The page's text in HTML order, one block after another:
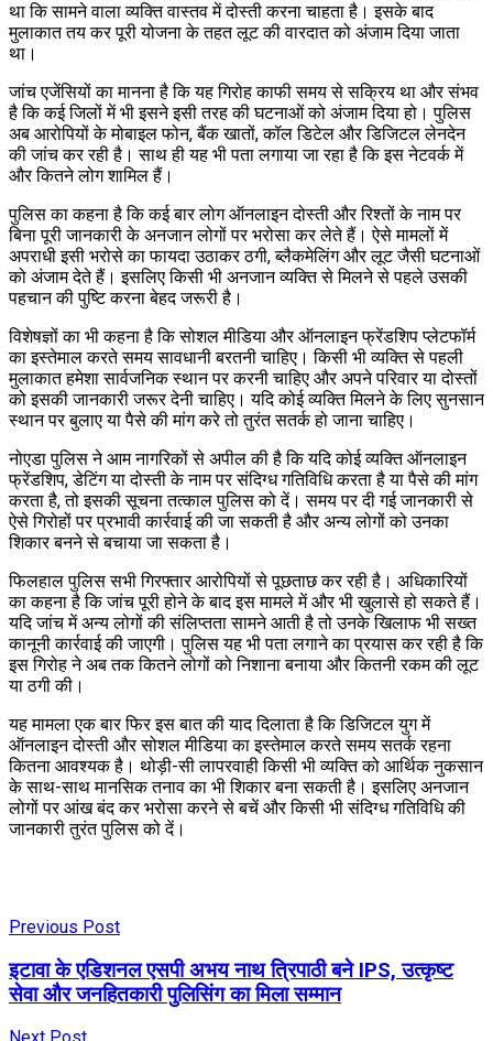
था कि सामने वाला व्यक्ति वास्तव में दोस्ती करना चाहता है। इसके बाद
मुलाकात तय कर पूरी योजना के तहत लूट की वारदात को अंजाम दिया जाता
था।
जांच एजेंसियों का मानना है कि यह गिरोह काफी समय से सक्रिय था और संभव
है कि कई जिलों में भी इसने इसी तरह की घटनाओं को अंजाम दिया हो। पुलिस
अब आरोपियों के मोबाइल फोन, बैंक खातों, कॉल डिटेल और डिजिटल लेनदेन
की जांच कर रही है। साथ ही यह भी पता लगाया जा रहा है कि इस नेटवर्क में
और कितने लोग शामिल हैं।
पुलिस का कहना है कि कई बार लोग ऑनलाइन दोस्ती और रिश्तों के नाम पर
बिना पूरी जानकारी के अनजान लोगों पर भरोसा कर लेते हैं। ऐसे मामलों में
अपराधी इसी भरोसे का फायदा उठाकर ठगी, ब्लैकमेलिंग और लूट जैसी घटनाओं
को अंजाम देते हैं। इसलिए किसी भी अनजान व्यक्ति से मिलने से पहले उसकी
पहचान की पुष्टि करना बेहद जरूरी है।
विशेषज्ञों का भी कहना है कि सोशल मीडिया और ऑनलाइन फ्रेंडशिप प्लेटफॉर्म
का इस्तेमाल करते समय सावधानी बरतनी चाहिए। किसी भी व्यक्ति से पहली
मुलाकात हमेशा सार्वजनिक स्थान पर करनी चाहिए और अपने परिवार या दोस्तों
को इसकी जानकारी जरूर देनी चाहिए। यदि कोई व्यक्ति मिलने के लिए सुनसान
स्थान पर बुलाए या पैसे की मांग करे तो तुरंत सतर्क हो जाना चाहिए।
नोएडा पुलिस ने आम नागरिकों से अपील की है कि यदि कोई व्यक्ति ऑनलाइन
फ्रेंडशिप, डेटिंग या दोस्ती के नाम पर संदिग्ध गतिविधि करता है या पैसे की मांग
करता है, तो इसकी सूचना तत्काल पुलिस को दें। समय पर दी गई जानकारी से
ऐसे गिरोहों पर प्रभावी कार्रवाई की जा सकती है और अन्य लोगों को उनका
शिकार बनने से बचाया जा सकता है।
फिलहाल पुलिस सभी गिरफ्तार आरोपियों से पूछताछ कर रही है। अधिकारियों
का कहना है कि जांच पूरी होने के बाद इस मामले में और भी खुलासे हो सकते हैं।
यदि जांच में अन्य लोगों की संलिप्तता सामने आती है तो उनके खिलाफ भी सख्त
कानूनी कार्रवाई की जाएगी। पुलिस यह भी पता लगाने का प्रयास कर रही है कि
इस गिरोह ने अब तक कितने लोगों को निशाना बनाया और कितनी रकम की लूट
या ठगी की।
यह मामला एक बार फिर इस बात की याद दिलाता है कि डिजिटल युग में
ऑनलाइन दोस्ती और सोशल मीडिया का इस्तेमाल करते समय सतर्क रहना
कितना आवश्यक है। थोड़ी-सी लापरवाही किसी भी व्यक्ति को आर्थिक नुकसान
के साथ-साथ मानसिक तनाव का भी शिकार बना सकती है। इसलिए अनजान
लोगों पर आंख बंद कर भरोसा करने से बचें और किसी भी संदिग्ध गतिविधि की
जानकारी तुरंत पुलिस को दें।
Previous Post
इटावा के एडिशनल एसपी अभय नाथ त्रिपाठी बने IPS, उत्कृष्ट
सेवा और जनहितकारी पुलिसिंग का मिला सम्मान